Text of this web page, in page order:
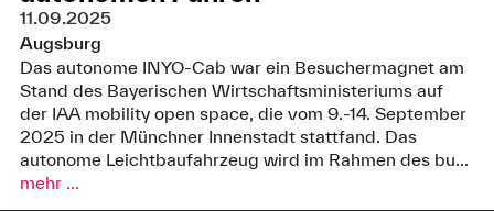
11.09.2025
Augsburg
Das autonome INYO-Cab war ein Besuchermagnet am
Stand des Bayerischen Wirtschaftsministeriums auf
der IAA mobility open space, die vom 9.-14. September
2025 in der Münchner Innenstadt stattfand. Das
autonome Leichtbaufahrzeug wird im Rahmen des bu...
mehr ...